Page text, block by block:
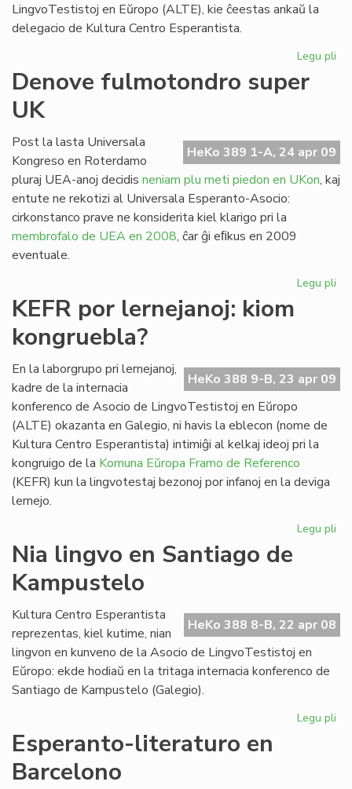
LingvoTestistoj en Eŭropo (ALTE), kie ĉeestas ankaŭ la
delegacio de Kultura Centro Esperantista.
Legu pli
Denove fulmotondro super
UK
HeKo 389 1-A, 24 apr 09
Post la lasta Universala
Kongreso en Roterdamo
pluraj UEA-anoj decidis neniam plu meti piedon en UKon, kaj
entute ne rekotizi al Universala Esperanto-Asocio:
cirkonstanco prave ne konsiderita kiel klarigo pri la
membrofalo de UEA en 2008, ĉar ĝi eﬁkus en 2009
eventuale.
Legu pli
KEFR por lernejanoj: kiom
kongruebla?
HeKo 388 9-B, 23 apr 09
En la laborgrupo pri lernejanoj,
kadre de la internacia
konferenco de Asocio de LingvoTestistoj en Eŭropo
(ALTE) okazanta en Galegio, ni havis la eblecon (nome de
Kultura Centro Esperantista) intimiĝi al kelkaj ideoj pri la
kongruigo de la Komuna Eŭropa Framo de Referenco
(KEFR) kun la lingvotestaj bezonoj por infanoj en la deviga
lernejo.
Legu pli
Nia lingvo en Santiago de
Kampustelo
HeKo 388 8-B, 22 apr 08
Kultura Centro Esperantista
reprezentas, kiel kutime, nian
lingvon en kunveno de la Asocio de LingvoTestistoj en
Eŭropo: ekde hodiaŭ en la tritaga internacia konferenco de
Santiago de Kampustelo (Galegio).
Legu pli
Esperanto-literaturo en
Barcelono